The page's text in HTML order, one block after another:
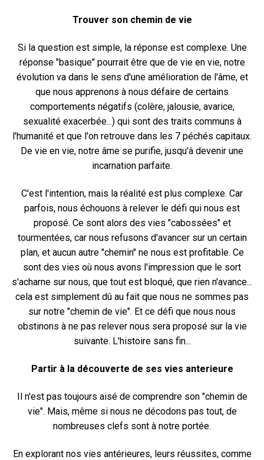
Trouver son chemin de vie
Si la question est simple, la réponse est complexe. Une
réponse "basique" pourrait être que de vie en vie, notre
évolution va dans le sens d'une amélioration de l'âme, et
que nous apprenons à nous défaire de certains
comportements négatifs (colère, jalousie, avarice,
sexualité exacerbée...) qui sont des traits communs à
l'humanité et que l'on retrouve dans les 7 péchés capitaux.
De vie en vie, notre âme se purifie, jusqu'à devenir une
incarnation parfaite.
C'est l'intention, mais la réalité est plus complexe. Car
parfois, nous échouons à relever le défi qui nous est
proposé. Ce sont alors des vies "cabossées" et
tourmentées, car nous refusons d'avancer sur un certain
plan, et aucun autre "chemin" ne nous est profitable. Ce
sont des vies où nous avons l'impression que le sort
s'acharne sur nous, que tout est bloqué, que rien n'avance...
cela est simplement dû au fait que nous ne sommes pas
sur notre "chemin de vie". Et ce défi que nous nous
obstinons à ne pas relever nous sera proposé sur la vie
suivante. L'histoire sans fin...
Partir à la découverte de ses vies anterieure
Il n'est pas toujours aisé de comprendre son "chemin de
vie". Mais, même si nous ne décodons pas tout, de
nombreuses clefs sont à notre portée.
En explorant nos vies antérieures, leurs réussites, comme